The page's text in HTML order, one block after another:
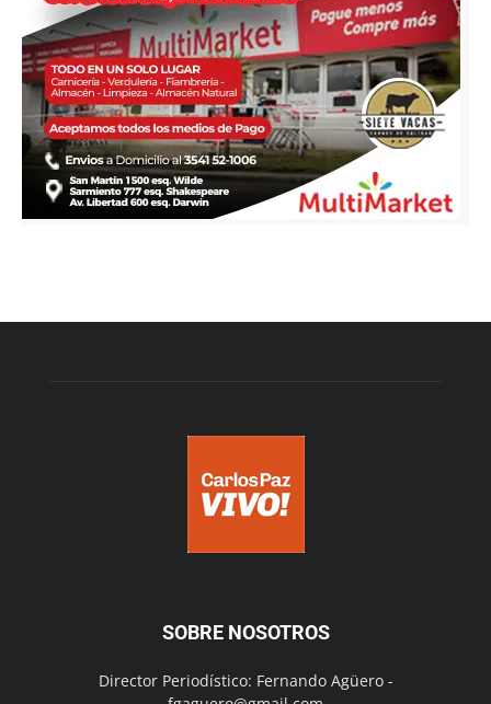
SOBRE NOSOTROS
Director Periodístico: Fernando Agüero -